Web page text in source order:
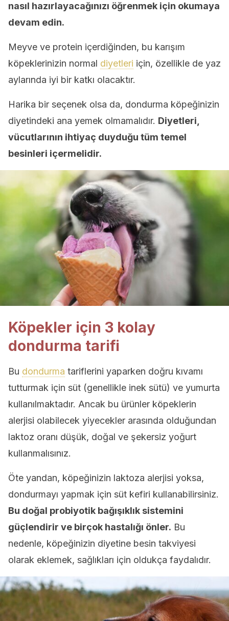
nasıl hazırlayacağınızı öğrenmek için okumaya
devam edin.
Meyve ve protein içerdiğinden, bu karışım
köpeklerinizin normal diyetleri için, özellikle de yaz
aylarında iyi bir katkı olacaktır.
Harika bir seçenek olsa da, dondurma köpeğinizin
diyetindeki ana yemek olmamalıdır. Diyetleri,
vücutlarının ihtiyaç duyduğu tüm temel
besinleri içermelidir.
Köpekler için 3 kolay
dondurma tarifi
Bu dondurma tariflerini yaparken doğru kıvamı
tutturmak için süt (genellikle inek sütü) ve yumurta
kullanılmaktadır. Ancak bu ürünler köpeklerin
alerjisi olabilecek yiyecekler arasında olduğundan
laktoz oranı düşük, doğal ve şekersiz yoğurt
kullanmalısınız.
Öte yandan, köpeğinizin laktoza alerjisi yoksa,
dondurmayı yapmak için süt kefiri kullanabilirsiniz.
Bu doğal probiyotik bağışıklık sistemini
güçlendirir ve birçok hastalığı önler. Bu
nedenle, köpeğinizin diyetine besin takviyesi
olarak eklemek, sağlıkları için oldukça faydalıdır.